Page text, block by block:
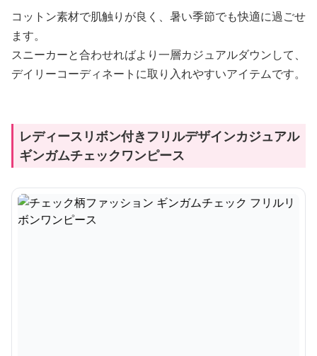
コットン素材で肌触りが良く、暑い季節でも快適に過ごせ
ます。
スニーカーと合わせればより一層カジュアルダウンして、
デイリーコーディネートに取り入れやすいアイテムです。
レディースリボン付きフリルデザインカジュアル
ギンガムチェックワンピース